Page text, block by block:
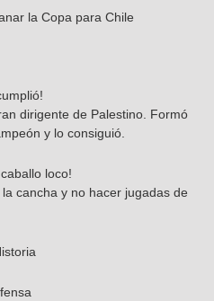
la Copa para Chile
dirigente de Palestino. Formó
y lo consiguió.
loco!
cancha y no hacer jugadas de